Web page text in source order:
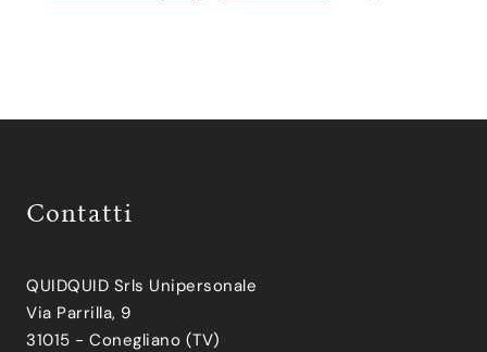
Contatti
QUIDQUID Srls Unipersonale
Via Parrilla, 9
31015 - Conegliano (TV)